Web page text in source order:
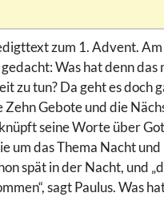
zum 1. Advent.
Was hat denn das
zu tun? Da geht es doch
Zehn Gebote und die
seine Worte über
um das Thema Nacht
spät in der Nacht, und
sagt Paulus. Was